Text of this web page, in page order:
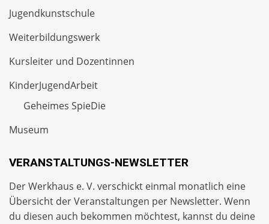
Jugendkunstschule
Weiterbildungswerk
Kursleiter und Dozentinnen
KinderJugendArbeit
Geheimes SpieDie
Museum
VERANSTALTUNGS-NEWSLETTER
Der Werkhaus e. V. verschickt einmal monatlich eine
Übersicht der Veranstaltungen per Newsletter. Wenn
du diesen auch bekommen möchtest, kannst du deine